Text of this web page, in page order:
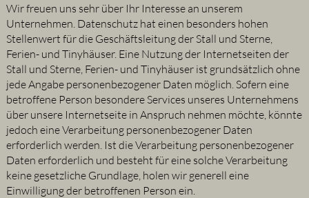
Wir freuen uns sehr über Ihr Interesse an unserem
Unternehmen. Datenschutz hat einen besonders hohen
Stellenwert für die Geschäftsleitung der Stall und Sterne,
Ferien- und Tinyhäuser. Eine Nutzung der Internetseiten der
Stall und Sterne, Ferien- und Tinyhäuser ist grundsätzlich ohne
jede Angabe personenbezogener Daten möglich. Sofern eine
betroffene Person besondere Services unseres Unternehmens
über unsere Internetseite in Anspruch nehmen möchte, könnte
jedoch eine Verarbeitung personenbezogener Daten
erforderlich werden. Ist die Verarbeitung personenbezogener
Daten erforderlich und besteht für eine solche Verarbeitung
keine gesetzliche Grundlage, holen wir generell eine
Einwilligung der betroffenen Person ein.